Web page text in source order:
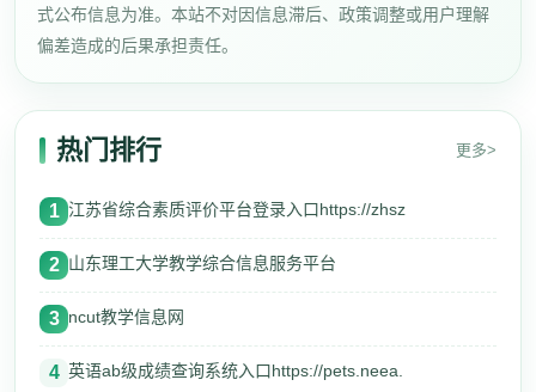
式公布信息为准。本站不对因信息滞后、政策调整或用户理解
偏差造成的后果承担责任。
热门排行 更多>
1 江苏省综合素质评价平台登录入口https://zhsz
2 山东理工大学教学综合信息服务平台
3 ncut教学信息网
4 英语ab级成绩查询系统入口https://pets.neea.